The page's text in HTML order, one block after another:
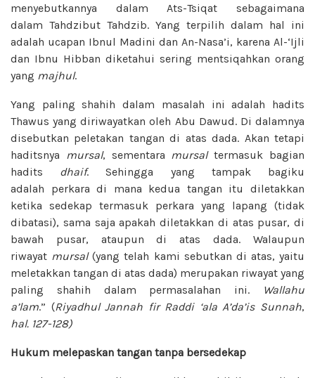
menyebutkannya dalam Ats-Tsiqat sebagaimana
dalam Tahdzibut Tahdzib. Yang terpilih dalam hal ini
adalah ucapan Ibnul Madini dan An-Nasa’i, karena Al-‘Ijli
dan Ibnu Hibban diketahui sering mentsiqahkan orang
yang majhul.
Yang paling shahih dalam masalah ini adalah hadits
Thawus yang diriwayatkan oleh Abu Dawud. Di dalamnya
disebutkan peletakan tangan di atas dada. Akan tetapi
haditsnya
mursal, sementara mursaltermasuk bagian
hadits dhaif. Sehingga yang tampak bagiku
adalah perkara di mana kedua tangan itu diletakkan
ketika sedekap termasuk perkara yang lapang (tidak
dibatasi), sama saja apakah diletakkan di atas pusar, di
bawah pusar, ataupun di atas dada. Walaupun
riwayat mursal(yang telah kami sebutkan di atas, yaitu
meletakkan tangan di atas dada) merupakan riwayat yang
paling shahih dalam permasalahan ini.
Wallahu
a’lam.” (Riyadhul Jannah fir Raddi ‘ala A’da’is Sunnah,
hal. 127-128)
Hukum melepaskan tangan tanpa bersedekap